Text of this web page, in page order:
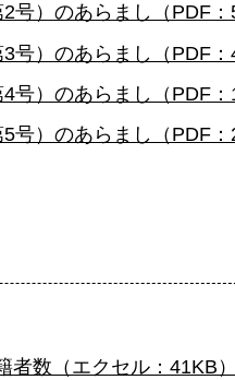
）のあらまし（PDF：
）のあらまし（PDF：
）のあらまし（PDF：
）のあらまし（PDF：
数（エクセル：41KB）